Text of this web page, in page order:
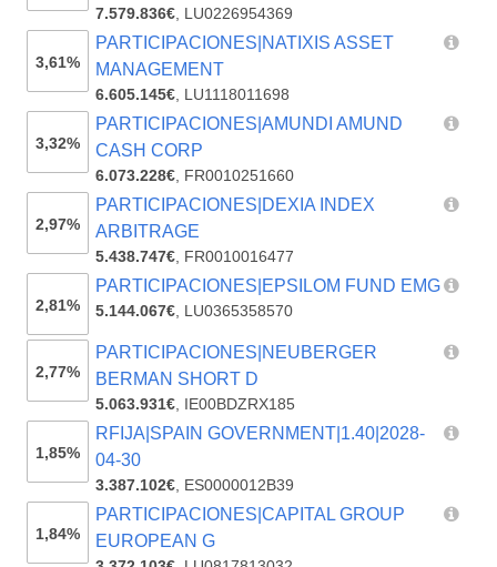
7.579.836€, LU0226954369
3,61%
PARTICIPACIONES|NATIXIS ASSET
MANAGEMENT
6.605.145€, LU1118011698
3,32%
PARTICIPACIONES|AMUNDI AMUND
CASH CORP
6.073.228€, FR0010251660
2,97%
PARTICIPACIONES|DEXIA INDEX
ARBITRAGE
5.438.747€, FR0010016477
2,81%
PARTICIPACIONES|EPSILOM FUND EMG
5.144.067€, LU0365358570
2,77%
PARTICIPACIONES|NEUBERGER
BERMAN SHORT D
5.063.931€, IE00BDZRX185
1,85%
RFIJA|SPAIN GOVERNMENT|1.40|2028-
04-30
3.387.102€, ES0000012B39
1,84%
PARTICIPACIONES|CAPITAL GROUP
EUROPEAN G